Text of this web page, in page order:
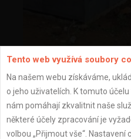
Hrubá
Tento web využívá soubory
Na našem webu získáváme,
o jeho uživatelích. K tomuto
nám pomáhají zkvalitnit naše
některé účely zpracování je
volbou „Přijmout vše“.